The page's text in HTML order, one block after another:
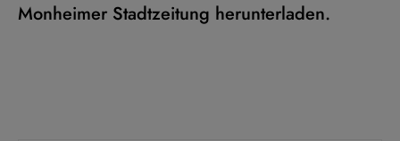
Monheimer Stadtzeitung herunterladen.